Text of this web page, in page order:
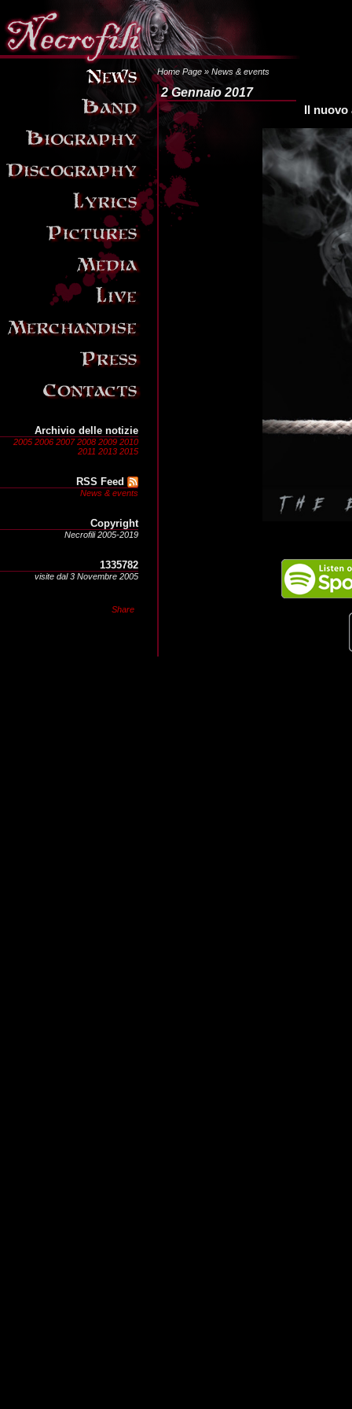
Home Page » News & events
2 Gennaio 2017
Il
Archivio delle notizie
2005 2006 2007 2008 2009 2010
2011 2013 2015
RSS Feed
News & events
Copyright
Necrofili 2005-2019
1335782
visite dal 3 Novembre 2005
Share